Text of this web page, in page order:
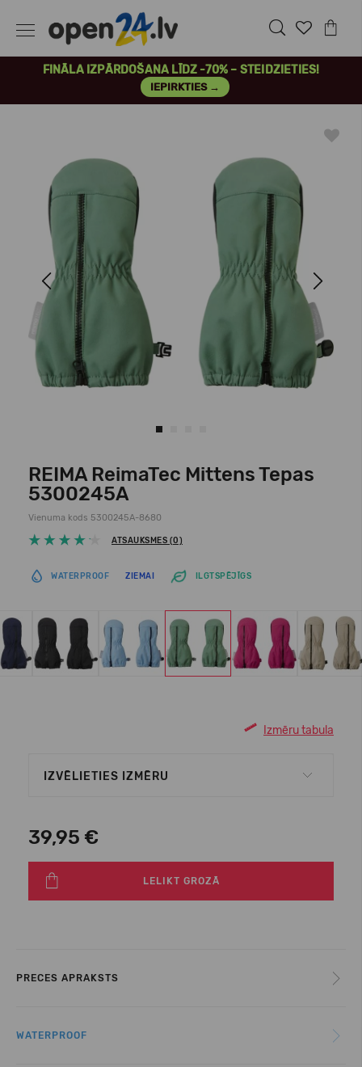
FINĀLA IZPĀRDOŠANA LĪDZ -70% – STEIDZIETIES!
IEPIRKTIES →
Previous Next
REIMA ReimaTec Mittens Tepas
5300245A
Vienuma kods 5300245A-8680
ATSAUKSMES (0)
WATERPROOF ZIEMAI ILGTSPĒJĪGS
Izmēru tabula
IZVĒLIETIES IZMĒRU
39,95 €
LELIKT GROZĀ
PRECES APRAKSTS
WATERPROOF